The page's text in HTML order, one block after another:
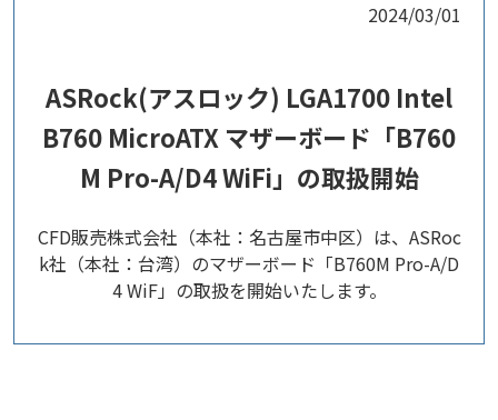
2024/03/01
ASRock(アスロック) LGA1700 Intel
B760 MicroATX マザーボード「B760
M Pro-A/D4 WiFi」の取扱開始
CFD販売株式会社（本社：名古屋市中区）は、ASRoc
k社（本社：台湾）のマザーボード「B760M Pro-A/D
4 WiF」の取扱を開始いたします。